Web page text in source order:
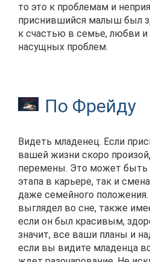
то это к проблемам и
приснившийся малыш был
к счастью в семье, любви и
насущных проблем.
По Фрейду
Видеть младенец. Если
вашей жизни скоро
перемены. Это может быть
этапа в карьере, так и
даже семейного
выглядел во сне, также
если он был красивым,
значит, все ваши планы и
если вы видите младенца